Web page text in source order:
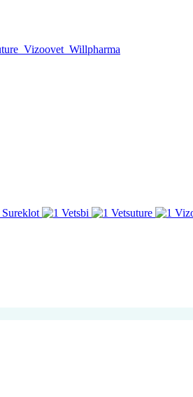
Vizoovet Willpharma
Sureklot Vetsbi Vetsuture